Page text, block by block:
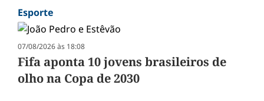
Esporte
07/08/2026 às 18:08
Fifa aponta 10 jovens brasileiros de
olho na Copa de 2030